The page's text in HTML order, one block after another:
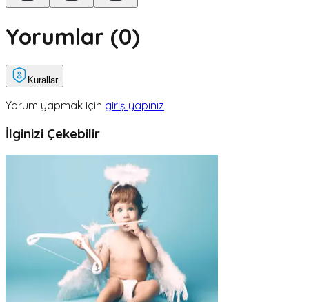
Yorumlar (0)
Kurallar
Yorum yapmak için giriş yapınız
İlginizi Çekebilir